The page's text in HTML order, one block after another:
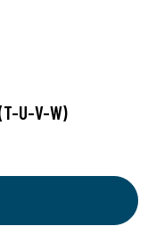
(T-U-V-W)